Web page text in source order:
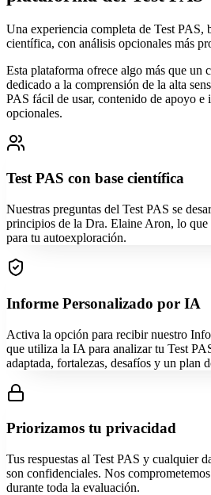
Una experiencia completa de Test PAS,
científica, con análisis opcionales más
Esta plataforma ofrece algo más que un
dedicado a la comprensión de la alta
PAS fácil de usar, contenido de apoyo e
opcionales.
Test PAS con base científica
Nuestras preguntas del Test PAS se
principios de la Dra. Elaine Aron, lo que
para tu autoexploración.
Informe Personalizado por IA
Activa la opción para recibir nuestro
que utiliza la IA para analizar tu Test
adaptada, fortalezas, desafíos y un plan
Priorizamos tu privacidad
Tus respuestas al Test PAS y cualquier
son confidenciales. Nos
durante toda la evaluación.